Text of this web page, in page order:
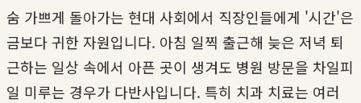
숨 가쁘게 돌아가는 현대 사회에서 직장인들에게 '시간'은
금보다 귀한 자원입니다. 아침 일찍 출근해 늦은 저녁 퇴
근하는 일상 속에서 아픈 곳이 생겨도 병원 방문을 차일피
일 미루는 경우가 다반사입니다. 특히 치과 치료는 여러